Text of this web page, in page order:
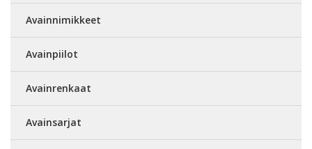
Avainnimikkeet
Avainpiilot
Avainrenkaat
Avainsarjat